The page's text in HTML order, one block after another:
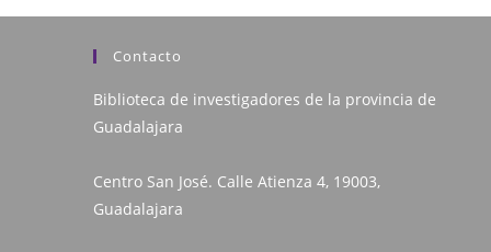
Contacto
Biblioteca de investigadores de la provincia de
Guadalajara
Centro San José. Calle Atienza 4, 19003,
Guadalajara